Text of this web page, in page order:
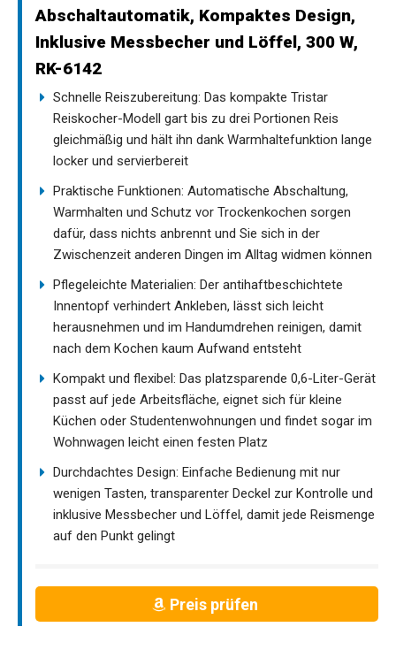
Abschaltautomatik, Kompaktes Design,
Inklusive Messbecher und Löffel, 300 W,
RK-6142
Schnelle Reiszubereitung: Das kompakte Tristar
Reiskocher-Modell gart bis zu drei Portionen Reis
gleichmäßig und hält ihn dank Warmhaltefunktion lange
locker und servierbereit
Praktische Funktionen: Automatische Abschaltung,
Warmhalten und Schutz vor Trockenkochen sorgen
dafür, dass nichts anbrennt und Sie sich in der
Zwischenzeit anderen Dingen im Alltag widmen können
Pflegeleichte Materialien: Der antihaftbeschichtete
Innentopf verhindert Ankleben, lässt sich leicht
herausnehmen und im Handumdrehen reinigen, damit
nach dem Kochen kaum Aufwand entsteht
Kompakt und flexibel: Das platzsparende 0,6-Liter-Gerät
passt auf jede Arbeitsfläche, eignet sich für kleine
Küchen oder Studentenwohnungen und findet sogar im
Wohnwagen leicht einen festen Platz
Durchdachtes Design: Einfache Bedienung mit nur
wenigen Tasten, transparenter Deckel zur Kontrolle und
inklusive Messbecher und Löffel, damit jede Reismenge
auf den Punkt gelingt
Preis prüfen